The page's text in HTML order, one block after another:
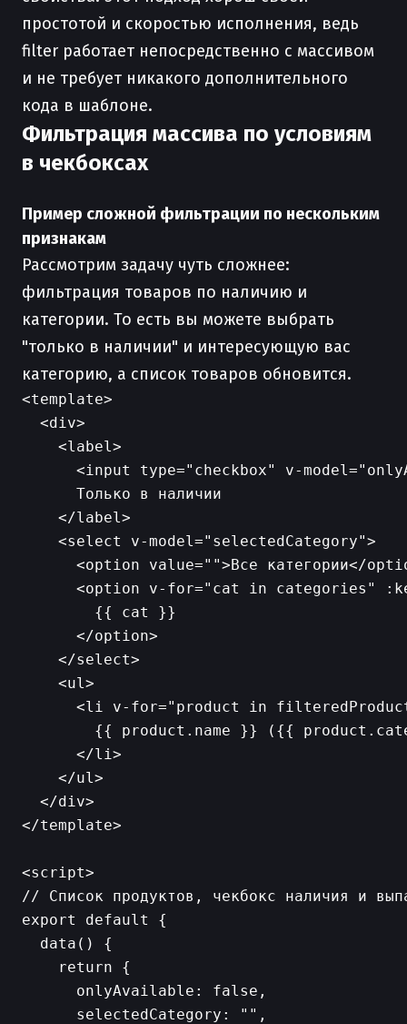
простотой и скоростью исполнения, ведь
filter работает непосредственно с массивом
и не требует никакого дополнительного
кода в шаблоне.
Фильтрация массива по условиям
в чекбоксах
Пример сложной фильтрации по нескольким
признакам
Рассмотрим задачу чуть сложнее:
фильтрация товаров по наличию и
категории. То есть вы можете выбрать
"только в наличии" и интересующую вас
категорию, а список товаров обновится.
<template>
  <div>
    <label>
<input type="checkbox" v-
      Только в наличии
    </label>
    <select v-model="selectedCategory">
<option value="">Все категории</
<option v-for="cat in categories"
        {{ cat }}
      </option>
    </select>
    <ul>
<li v-for="product in
{{ product.name }} ({{
      </li>
    </ul>
  </div>
</template>
<script>
// Список продуктов, чекбокс наличия и
export default {
  data() {
    return {
      onlyAvailable: false,
      selectedCategory: "",